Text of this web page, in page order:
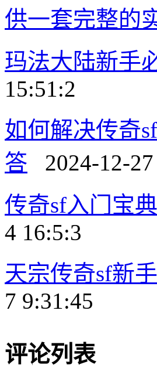
供一套完整的
玛法大陆新手
15:51:2
如何解决传奇
答 2024-12-
传奇sf入门宝
4 16:5:3
天宗传奇sf新
7 9:31:45
评论列表